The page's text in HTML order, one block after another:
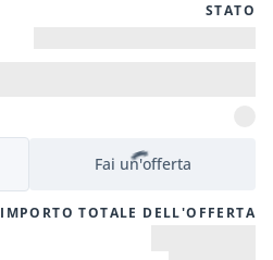
STATO
Fai un'offerta
IMPORTO TOTALE DELL'OFFERTA